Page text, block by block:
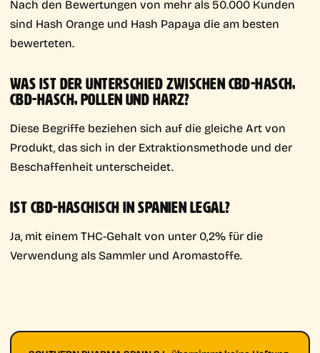
Nach den Bewertungen von mehr als 50.000 Kunden
sind Hash Orange und Hash Papaya die am besten
bewerteten.
WAS IST DER UNTERSCHIED ZWISCHEN CBD-HASCH,
CBD-HASCH, POLLEN UND HARZ?
Diese Begriffe beziehen sich auf die gleiche Art von
Produkt, das sich in der Extraktionsmethode und der
Beschaffenheit unterscheidet.
IST CBD-HASCHISCH IN SPANIEN LEGAL?
Ja, mit einem THC-Gehalt von unter 0,2% für die
Verwendung als Sammler und Aromastoffe.